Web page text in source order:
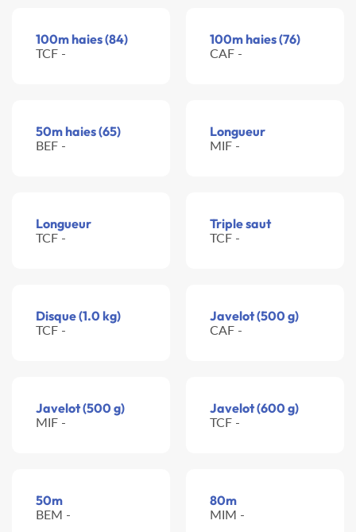
100m haies (84)
TCF -
100m haies (76)
CAF -
50m haies (65)
BEF -
Longueur
MIF -
Longueur
TCF -
Triple saut
TCF -
Disque (1.0 kg)
TCF -
Javelot (500 g)
CAF -
Javelot (500 g)
MIF -
Javelot (600 g)
TCF -
50m
BEM -
80m
MIM -